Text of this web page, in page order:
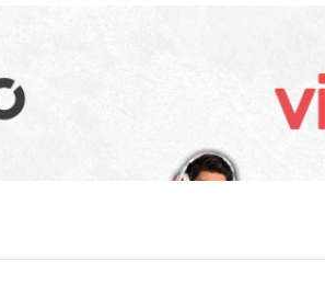
EL REINICIO DE RELACIONES